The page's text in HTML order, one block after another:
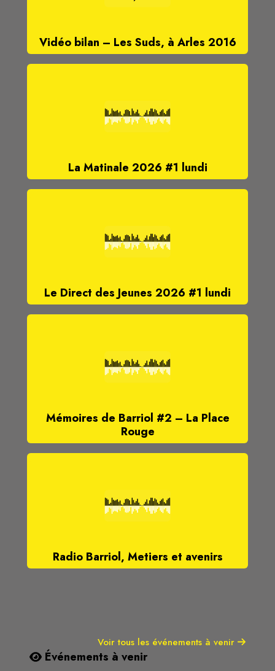
Vidéo bilan – Les Suds, à Arles 2016
La Matinale 2026 #1 lundi
Le Direct des Jeunes 2026 #1 lundi
Mémoires de Barriol #2 – La Place
Rouge
Radio Barriol, Metiers et avenirs
Voir tous les événements à venir
Événements à venir